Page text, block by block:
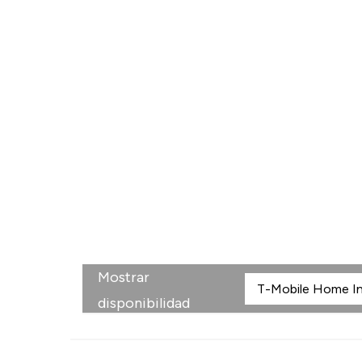
Mostrar
disponibilidad